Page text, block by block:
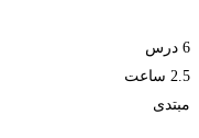
6 درس
2.5 ساعت
مبتدی